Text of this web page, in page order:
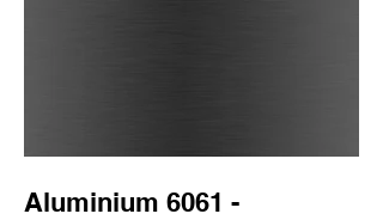
Aluminium 6061 -